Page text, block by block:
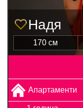
Надя
170 см
Апартаменти